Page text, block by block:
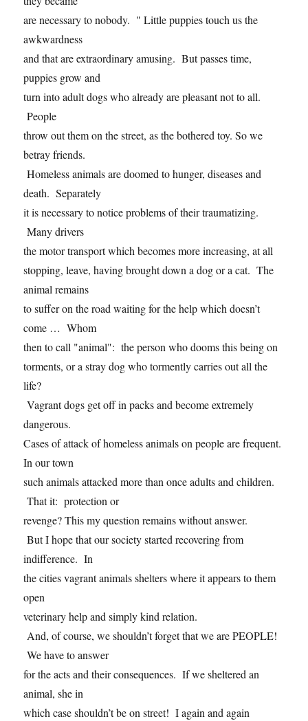
are necessary to nobody. " Little puppies touch us the
awkwardness
and that are extraordinary amusing. But passes time,
puppies grow and
turn into adult dogs who already are pleasant not to all.
People
throw out them on the street, as the bothered toy. So we
betray friends.
Homeless animals are doomed to hunger, diseases and
death. Separately
it is necessary to notice problems of their traumatizing.
Many drivers
the motor transport which becomes more increasing, at all
stopping, leave, having brought down a dog or a cat. The
animal remains
to suffer on the road waiting for the help which doesn’t
come … Whom
then to call "animal": the person who dooms this being on
torments, or a stray dog who tormently carries out all the
life?
Vagrant dogs get off in packs and become extremely
dangerous.
Cases of attack of homeless animals on people are frequent.
In our town
such animals attacked more than once adults and children.
That it: protection or
revenge? This my question remains without answer.
But I hope that our society started recovering from
indifference. In
the cities vagrant animals shelters where it appears to them
open
veterinary help and simply kind relation.
And, of course, we shouldn’t forget that we are PEOPLE!
We have to answer
for the acts and their consequences. If we sheltered an
animal, she in
which case shouldn’t be on street! I again and again